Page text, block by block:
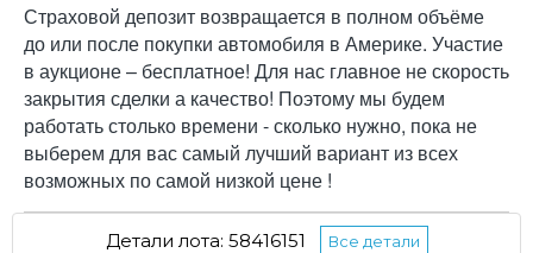
Страховой депозит возвращается в полном объёме
до или после покупки автомобиля в Америке. Участие
в аукционе – бесплатное! Для нас главное не скорость
закрытия сделки а качество! Поэтому мы будем
работать столько времени - сколько нужно, пока не
выберем для вас самый лучший вариант из всех
возможных по самой низкой цене !
Детали лота: 58416151 Все детали